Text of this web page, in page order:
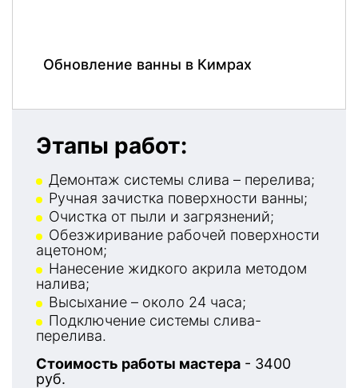
Обновление ванны в Кимрах
Этапы работ:
Демонтаж системы слива – перелива;
Ручная зачистка поверхности ванны;
Очистка от пыли и загрязнений;
Обезжиривание рабочей поверхности
ацетоном;
Нанесение жидкого акрила методом
налива;
Высыхание – около 24 часа;
Подключение системы слива-
перелива.
Стоимость работы мастера - 3400
руб.